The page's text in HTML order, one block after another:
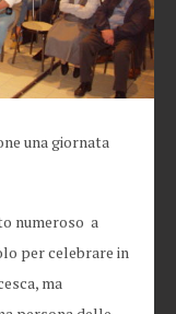
una giornata
numeroso a
per celebrare in
ma